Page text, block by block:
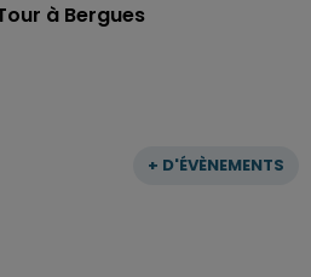
+ D'ÉVÈNEMENTS
à Bergues